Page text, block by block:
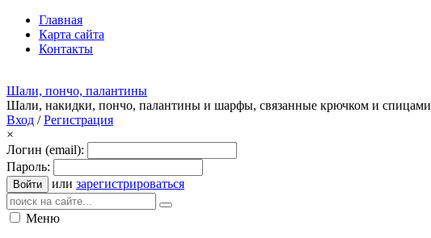
Главная
Карта сайта
Контакты
Шали, пончо, палантины
Шали, накидки, пончо, палантины и шарфы, связанные крючком и спицами
Вход /Регистрация
×
Логин (email):
Пароль:
Войти или зарегистрироваться
Меню